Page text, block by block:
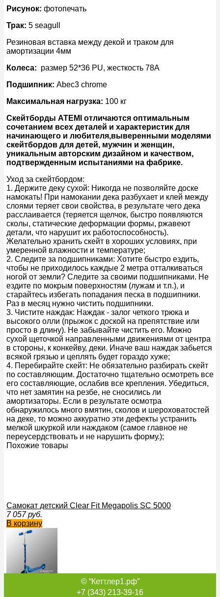
Рисунок: фотопечать
Трак: 5 seagull
Резиновая вставка между декой и траком для
амортизации 4мм
Колеса: размер 52*36 PU, жесткость 78A
Подшипник: Abec3 chrome
Максимальная нагрузка: 100 кг
Скейтборды ATEMI отличаются оптимальным
сочетанием всех деталей и характеристик для
начинающего и любителя,выверенными моделями
скейтбордов для детей, мужчин и женщин,
уникальным авторским дизайном и качеством,
подтвержденным испытаниями на фабрике.
Уход за скейтбордом:
1. Держите деку сухой: Никогда не позволяйте доске
намокать! При намокании дека разбухает и клей между
слоями теряет свои свойства, в результате чего дека
расслаивается (теряется щелчок, быстро появляются
сколы, статические деформации формы, ржавеют
детали, что нарушит их работоспособность).
Желательно хранить скейт в хороших условиях, при
умеренной влажности и температуре;
2. Следите за подшипниками: Хотите быстро ездить,
чтобы не приходилось каждые 2 метра отталкиваться
ногой от земли? Следите за своими подшипниками. Не
ездите по мокрым поверхностям (лужам и т.п.), и
старайтесь избегать попадания песка в подшипники.
Раз в месяц нужно чистить подшипники.
3. Чистите наждак: Наждак - залог четкого трюка и
высокого олли (прыжок с доской на препятствие или
просто в длину). Не забывайте чистить его. Можно
сухой щеточкой направленными движениями от центра
в стороны, к конкейву, деки. Иначе ваш наждак забьется
всякой грязью и цеплять будет гораздо хуже;
4. Перебирайте скейт: Не обязательно разбирать скейт
по составляющим. Достаточно тщательно осмотреть все
его составляющие, ослабив все крепления. Убедиться,
что нет замятин на резбе, не сносились ли
амортизаторы. Если в результате осмотра
обнаружилось много вмятин, сколов и шероховатостей
на деке, то можно аккуратно эти дефекты устранить
мелкой шкуркой или наждаком (самое главное не
переусердствовать и не нарушить форму.);
Похожие товары
Самокат детский Clear Fit Megapolis SC 5000
7 057 руб.
В корзину
Самокат детский Clear Fit City SK 301
© “Кеттлер1.рф”
+7 (343) 213-39-16